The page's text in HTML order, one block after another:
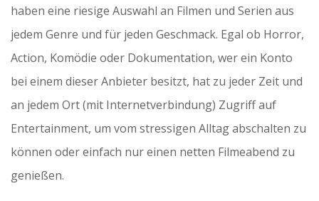
haben eine riesige Auswahl an Filmen und Serien aus
jedem Genre und für jeden Geschmack. Egal ob Horror,
Action, Komödie oder Dokumentation, wer ein Konto
bei einem dieser Anbieter besitzt, hat zu jeder Zeit und
an jedem Ort (mit Internetverbindung) Zugriff auf
Entertainment, um vom stressigen Alltag abschalten zu
können oder einfach nur einen netten Filmeabend zu
genießen.